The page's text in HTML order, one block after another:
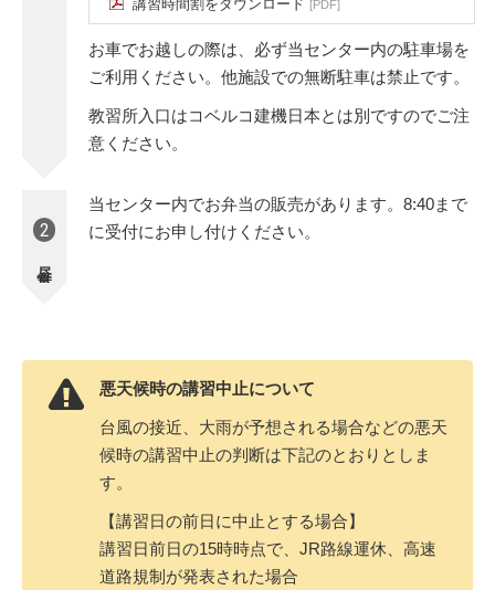
講習時間割をダウンロード [PDF]
お車でお越しの際は、必ず当センター内の駐車場を
ご利用ください。他施設での無断駐車は禁止です。
教習所入口はコベルコ建機日本とは別ですのでご注
意ください。
2
当センター内でお弁当の販売があります。8:40まで
に受付にお申し付けください。
悪天候時の講習中止について
台風の接近、大雨が予想される場合などの悪天
候時の講習中止の判断は下記のとおりとしま
す。
【講習日の前日に中止とする場合】
講習日前日の15時時点で、JR路線運休、高速
道路規制が発表された場合